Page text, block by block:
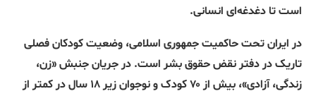
است تا دغدغه‌ای انسانی.
در ایران تحت حاکمیت جمهوری اسلامی، وضعیت کودکان فصلی
تاریک در دفتر نقض حقوق بشر است. در جریان جنبش «زن،
زندگی، آزادی»، بیش از ۷۰ کودک و نوجوان زیر ۱۸ سال در کمتر از